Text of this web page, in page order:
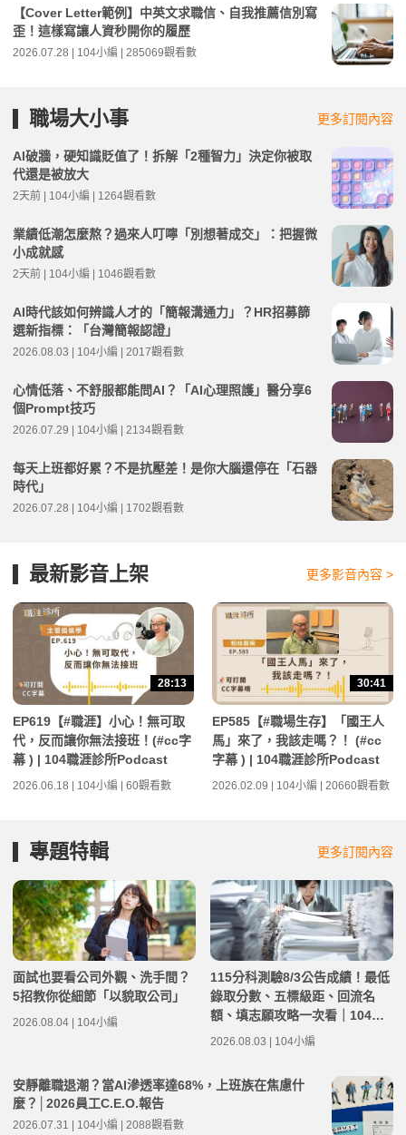
【Cover Letter範例】中英文求職信、自我推薦信別寫
歪！這樣寫讓人資秒開你的履歷
2026.07.28 | 104小編 | 285069觀看數
職場大小事 更多訂閱內容
AI破牆，硬知識貶值了！拆解「2種智力」決定你被取
代還是被放大
2天前 | 104小編 | 1264觀看數
業績低潮怎麼熬？過來人叮嚀「別想著成交」：把握微
小成就感
2天前 | 104小編 | 1046觀看數
AI時代該如何辨識人才的「簡報溝通力」？HR招募篩
選新指標：「台灣簡報認證」
2026.08.03 | 104小編 | 2017觀看數
心情低落、不舒服都能問AI？「AI心理照護」醫分享6
個Prompt技巧
2026.07.29 | 104小編 | 2134觀看數
每天上班都好累？不是抗壓差！是你大腦還停在「石器
時代」
2026.07.28 | 104小編 | 1702觀看數
最新影音上架 更多影音內容 >
28:13
EP619【#職涯】小心！無可取
代，反而讓你無法接班！(#cc字
幕 ) | 104職涯診所Podcast
2026.06.18 | 104小編 | 60觀看數
30:41
EP585【#職場生存】「國王人
馬」來了，我該走嗎？！ (#cc
字幕 ) | 104職涯診所Podcast
2026.02.09 | 104小編 | 20660觀看數
專題特輯 更多訂閱內容
面試也要看公司外觀、洗手間？
5招教你從細節「以貌取公司」
2026.08.04 | 104小編
115分科測驗8/3公告成績！最低
錄取分數、五標級距、回流名
額、填志願攻略一次看｜104落
點分析
2026.08.03 | 104小編
安靜離職退潮？當AI滲透率達68%，上班族在焦慮什
麼？│2026員工C.E.O.報告
2026.07.31 | 104小編 | 2088觀看數